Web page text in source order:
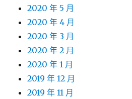
2020 年 5 月
2020 年 4 月
2020 年 3 月
2020 年 2 月
2020 年 1 月
2019 年 12 月
2019 年 11 月